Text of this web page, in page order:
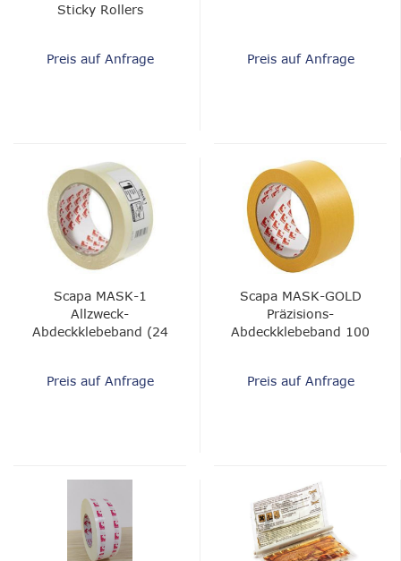
Sticky Rollers
Preis auf Anfrage Preis auf Anfrage
Scapa MASK-1
Allzweck-
Abdeckklebeband (24
Preis auf Anfrage
Scapa MASK-GOLD
Präzisions-
Abdeckklebeband 100
Preis auf Anfrage